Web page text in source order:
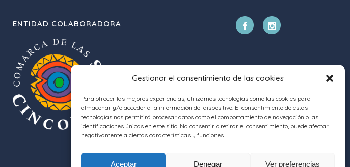
Gestionar el consentimiento de las cookies
Para ofrecer las mejores experiencias, utilizamos tecnologías como las cookies para
almacenar y/o acceder a la información del dispositivo. El consentimiento de estas
tecnologías nos permitirá procesar datos como el comportamiento de navegación o las
identificaciones únicas en este sitio. No consentir o retirar el consentimiento, puede afectar
negativamente a ciertas características y funciones.
Aceptar Denegar Ver preferencias
ENTIDAD COLABORADORA